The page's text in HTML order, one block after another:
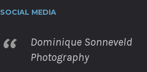
SOCIAL MEDIA
Dominique Sonneveld
Photography